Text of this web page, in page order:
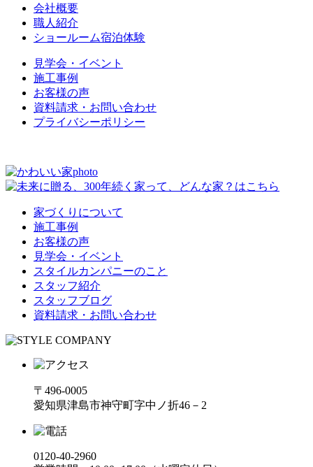
会社概要
職人紹介
ショールーム宿泊体験
見学会・イベント
施工事例
お客様の声
資料請求・お問い合わせ
プライバシーポリシー
家づくりについて
施工事例
お客様の声
見学会・イベント
スタイルカンパニーのこと
スタッフ紹介
スタッフブログ
資料請求・お問い合わせ
〒496-0005
愛知県津島市神守町字中ノ折46－2
0120-40-2960